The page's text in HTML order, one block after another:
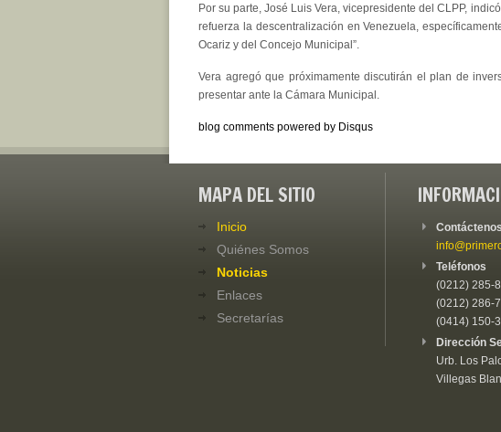
Por su parte, José Luis Vera, vicepresidente del CLPP,
refuerza la descentralización en Venezuela,
Ocariz y del Concejo Municipal”.
Vera agregó que próximamente discutirán el plan de
presentar ante la Cámara Municipal.
blog comments powered by Disqus
MAPA DEL SITIO
Inicio
Quiénes Somos
Noticias
Enlaces
Secretarías
Teléfonos
(0212) 285-
(0212) 286-
(0414) 150-
Dirección
Urb. Los
Villegas